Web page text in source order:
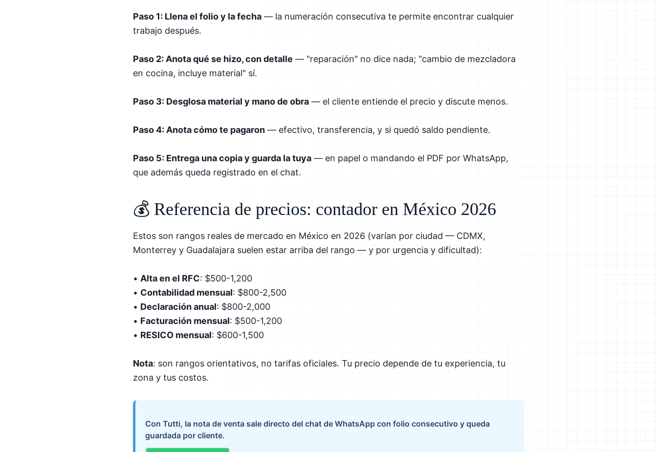
Paso 1: Llena el folio y la fecha — la numeración consecutiva te permite encontrar cualquier
trabajo después.
Paso 2: Anota qué se hizo, con detalle — "reparación" no dice nada; "cambio de mezcladora
en cocina, incluye material" sí.
Paso 3: Desglosa material y mano de obra — el cliente entiende el precio y discute menos.
Paso 4: Anota cómo te pagaron — efectivo, transferencia, y si quedó saldo pendiente.
Paso 5: Entrega una copia y guarda la tuya — en papel o mandando el PDF por WhatsApp,
que además queda registrado en el chat.
💰 Referencia de precios: contador en México 2026
Estos son rangos reales de mercado en México en 2026 (varían por ciudad — CDMX,
Monterrey y Guadalajara suelen estar arriba del rango — y por urgencia y dificultad):
• Alta en el RFC: $500-1,200
• Contabilidad mensual: $800-2,500
• Declaración anual: $800-2,000
• Facturación mensual: $500-1,200
• RESICO mensual: $600-1,500
Nota: son rangos orientativos, no tarifas oficiales. Tu precio depende de tu experiencia, tu
zona y tus costos.
Con Tutti, la nota de venta sale directo del chat de WhatsApp con folio consecutivo y queda
guardada por cliente.